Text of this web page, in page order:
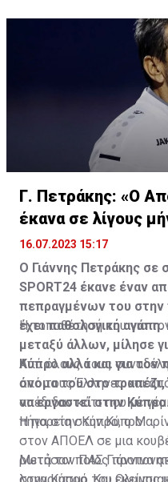
Γ. Πετράκης: «Ο
έκανα σε λίγους
16.07.2023 15:17
Ο Γιάννης Πετράκης σε
SPORT24 έκανε έναν
πεπραγμένων του στην
έχει παθολογική
μεταξύ άλλων, μίλησε
Κύπρο αλλά και για τον
όνομα του στο τραπέζι,
να εργαστεί στην
Η τοποθέτησή του για
Από όλους τους
από τους Έλληνες και
απέδιδαν κάτι που με
πήγα στην Κύπρο, ο
στον ΑΠΟΕΛ σε μια
ρωτήσαν ποιος
στην Κύπρο. Και εκείνος
Η πορεία στην Κύπρο
Μετά τον ΠΑΣ Γιάννινα
λογαριασμό του